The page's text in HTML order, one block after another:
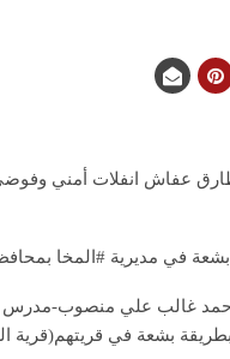
عفاش انفلات أمني
في مديرية #المخا